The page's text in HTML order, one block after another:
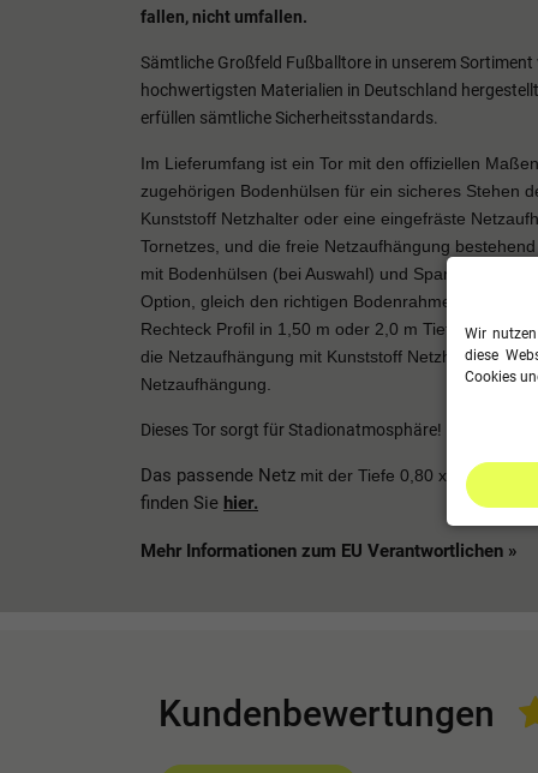
fallen, nicht umfallen.
Sämtliche Großfeld Fußballtore in unserem
hochwertigsten Materialien in Deutschland
erfüllen sämtliche Sicherheitsstandards.
Im Lieferumfang ist ein Tor mit den offiziellen
zugehörigen Bodenhülsen für ein sicheres Stehen
Kunststoff Netzhalter oder eine eingefräste
Tornetzes, und die freie Netzaufhängung
mit Bodenhülsen (bei Auswahl) und Spannseilen,
Option, gleich den richtigen Bodenrahmen aus
Rechteck Profil in 1,50 m oder 2,0 m Tiefe mit zu
die Netzaufhängung mit Kunststoff Netzhaken als
Netzaufhängung.
Dieses Tor sorgt für Stadionatmosphäre!
Das passende Netz mit der Tiefe 0,80 x 1,50 m,
finden Sie hier.
Mehr Informationen zum EU Verantwortlichen »
Kundenbewertungen
Wir
diese
Cookies